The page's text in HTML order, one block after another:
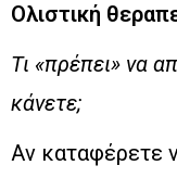
Ολιστική
Τι «πρέπει» να
κάνετε;
Αν καταφέρετε